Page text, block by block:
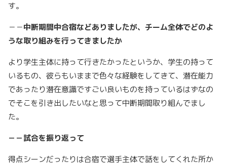
す。
－－中断期間中合宿などありましたが、チーム全体でどのよ
うな取り組みを行ってきましたか
より学生主体に持って行きたかったというか、学生の持って
いるもの、彼らもいままで色々な経験をしてきて、潜在能力
であったり潜在意識ですごい良いものを持っているはずなの
でそこを引き出したいなと思って中断期間取り組んでまし
た。
－－試合を振り返って
得点シーンだったりは合宿で選手主体で話をしてくれた所か